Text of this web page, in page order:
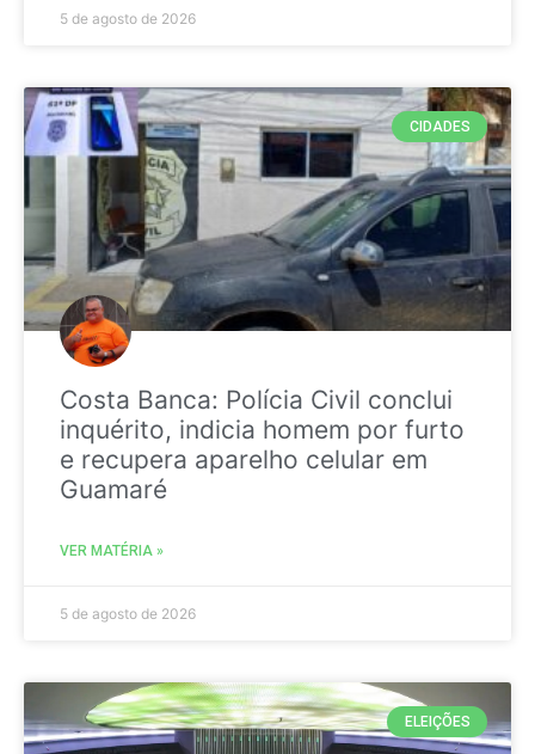
5 de agosto de 2026
CIDADES
Costa Banca: Polícia Civil conclui
inquérito, indicia homem por furto
e recupera aparelho celular em
Guamaré
VER MATÉRIA »
5 de agosto de 2026
ELEIÇÕES